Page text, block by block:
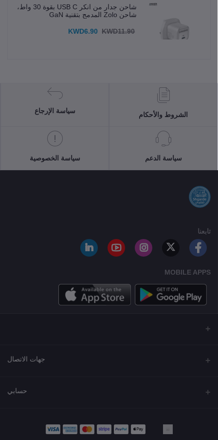
شاحن جدار من انكر USB C بقوة 30 واط،
شاحن Zolo المدمج بتقنية GaN
KWD6.90 KWD11.90
الشروط والأحكام
سياسة الإرجاع
سياسة الدعم سياسة الخصوصية
تابعنا
MOBILE APPS
جهات الاتصال
حسابي